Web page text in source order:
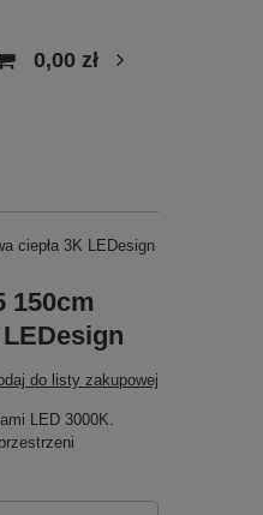
0,00 zł
ciepła 3K LEDesign
150cm
do listy zakupowej
LED 3000K.